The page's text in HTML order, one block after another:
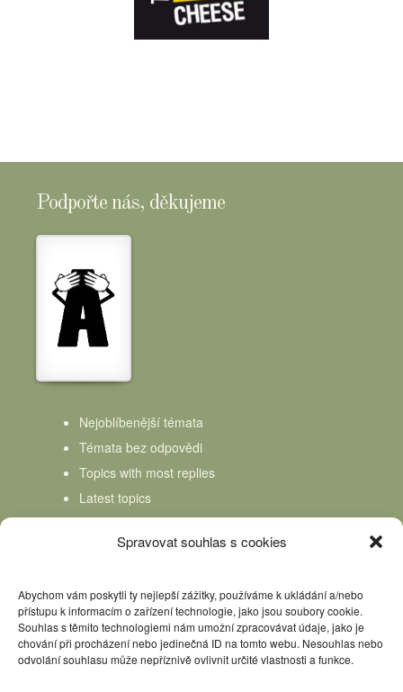
Spravovat souhlas s cookies
Abychom vám poskytli ty nejlepší zážitky, používáme k ukládání a/nebo
přístupu k informacím o zařízení technologie, jako jsou soubory cookie.
Souhlas s těmito technologiemi nám umožní zpracovávat údaje, jako je
chování při procházení nebo jedinečná ID na tomto webu. Nesouhlas nebo
odvolání souhlasu může nepříznivě ovlivnit určité vlastnosti a funkce.
Podpořte nás, děkujeme
Nejoblíbenější témata
Témata bez odpovědi
Topics with most replies
Latest topics
Topics Freshness